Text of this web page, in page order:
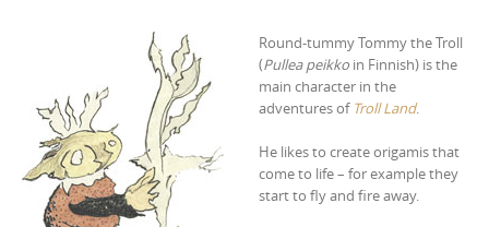
Round-tummy Tommy the Troll
(Pullea peikko in Finnish) is the
main character in the
adventures of Troll Land.
He likes to create origamis that
come to life – for example they
start to fly and fire away.